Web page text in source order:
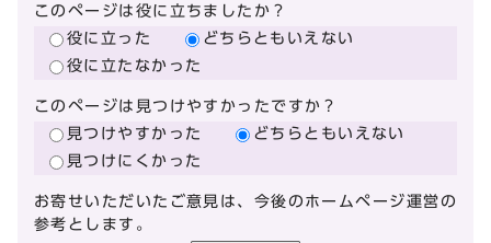
このページは役に立ちましたか？
役に立った
どちらともいえない
役に立たなかった
このページは見つけやすかったですか？
見つけやすかった
どちらともいえない
見つけにくかった
お寄せいただいたご意見は、今後のホームページ運営の
参考とします。